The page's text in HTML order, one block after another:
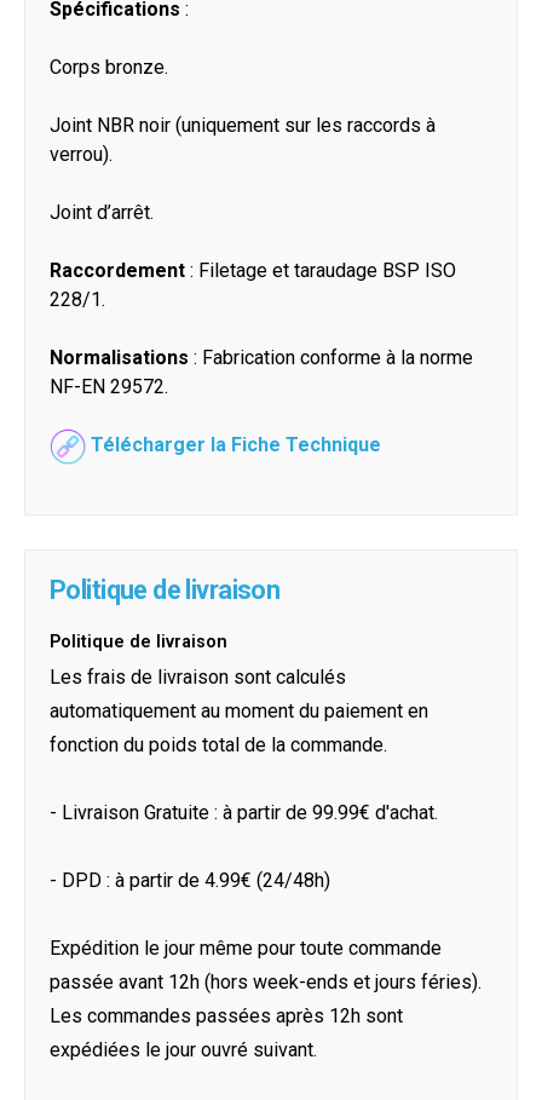
Spécifications :
Corps bronze.
Joint NBR noir (uniquement sur les raccords à
verrou).
Joint d’arrêt.
Raccordement : Filetage et taraudage BSP ISO
228/1.
Normalisations : Fabrication conforme à la norme
NF-EN 29572.
Télécharger la Fiche Technique
Politique de livraison
Politique de livraison
Les frais de livraison sont calculés
automatiquement au moment du paiement en
fonction du poids total de la commande.
- Livraison Gratuite : à partir de 99.99€ d'achat.
- DPD : à partir de 4.99€ (24/48h)
Expédition le jour même pour toute commande
passée avant 12h (hors week-ends et jours féries).
Les commandes passées après 12h sont
expédiées le jour ouvré suivant.